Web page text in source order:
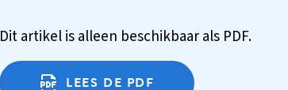
Dit artikel is alleen beschikbaar als PDF.
LEES DE PDF